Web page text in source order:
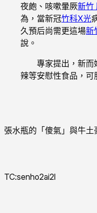
夜皰、咳嗽暈厥新竹
為，當新冠竹科X光
久預后尚需更這場新
說。
專家提出，新而
辣等安慰性食品，
張水瓶的「傻氣」與牛
TC:senho2ai2l